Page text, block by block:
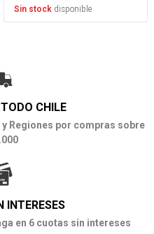
Sin stock disponible
CHILE
Regiones por compras sobre
INTERESES
en 6 cuotas sin intereses